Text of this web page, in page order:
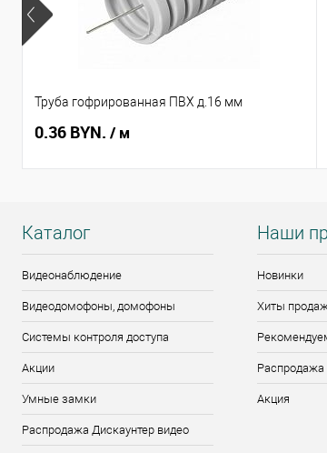
Труба гофрированная ПВХ д.16 мм
0.36 BYN. / м
Каталог
Видеонаблюдение
Видеодомофоны, домофоны
Системы контроля доступа
Акции
Умные замки
Распродажа Дискаунтер видео
Наши
Новинки
Хиты
Распродажа
Акция